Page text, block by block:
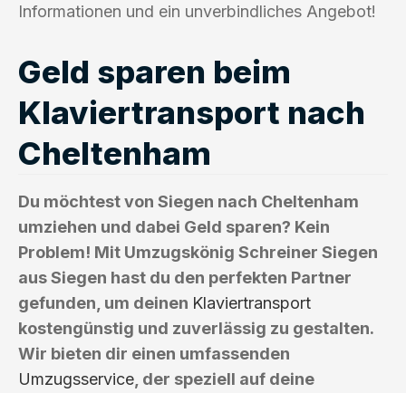
Informationen und ein unverbindliches Angebot!
Geld sparen beim
Klaviertransport nach
Cheltenham
Du möchtest von Siegen nach Cheltenham
umziehen und dabei Geld sparen? Kein
Problem! Mit Umzugskönig Schreiner Siegen
aus Siegen hast du den perfekten Partner
gefunden, um deinen Klaviertransport
kostengünstig und zuverlässig zu gestalten.
Wir bieten dir einen umfassenden
Umzugsservice , der speziell auf deine